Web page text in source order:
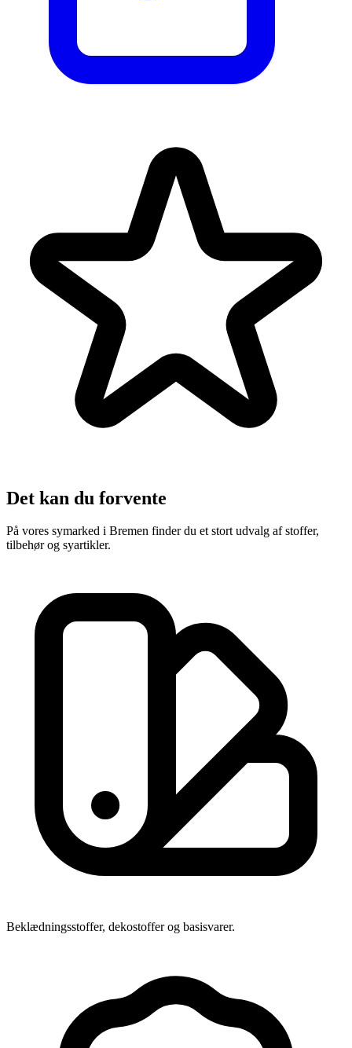
Det kan du forvente
På vores symarked i Bremen finder du et stort udvalg af stoffer,
tilbehør og syartikler.
Beklædningsstoffer, dekostoffer og basisvarer.